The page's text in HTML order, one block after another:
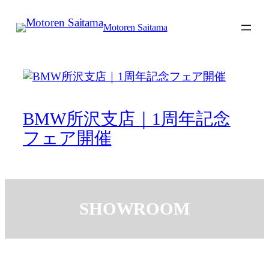
Motoren Saitama
BMW所沢支店｜1周年記念
フェア開催
SHOWROOM